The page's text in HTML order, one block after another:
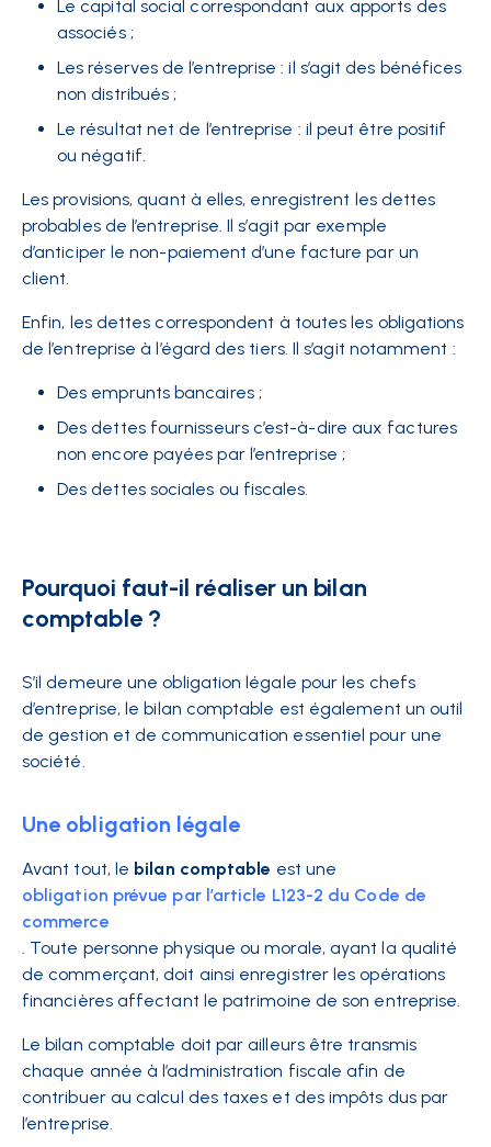
Le capital social correspondant aux apports des
associés ;
Les réserves de l’entreprise : il s’agit des bénéfices
non distribués ;
Le résultat net de l’entreprise : il peut être positif
ou négatif.
Les provisions, quant à elles, enregistrent les dettes
probables de l’entreprise. Il s’agit par exemple
d’anticiper le non-paiement d’une facture par un
client.
Enfin, les dettes correspondent à toutes les obligations
de l’entreprise à l’égard des tiers. Il s’agit notamment :
Des emprunts bancaires ;
Des dettes fournisseurs c’est-à-dire aux factures
non encore payées par l’entreprise ;
Des dettes sociales ou fiscales.
Pourquoi faut-il réaliser un bilan
comptable ?
S’il demeure une obligation légale pour les chefs
d’entreprise, le bilan comptable est également un outil
de gestion et de communication essentiel pour une
société.
Une obligation légale
Avant tout, le bilan comptable est une
obligation prévue par l’article L123-2 du Code de
commerce
. Toute personne physique ou morale, ayant la qualité
de commerçant, doit ainsi enregistrer les opérations
financières affectant le patrimoine de son entreprise.
Le bilan comptable doit par ailleurs être transmis
chaque année à l’administration fiscale afin de
contribuer au calcul des taxes et des impôts dus par
l’entreprise.